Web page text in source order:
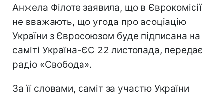
Анжела Філоте заявила, що в Єврокомісії
не вважають, що угода про асоціацію
України з Євросоюзом буде підписана на
саміті Україна-ЄС 22 листопада, передає
радіо «Свобода».
За її словами, саміт за участю України